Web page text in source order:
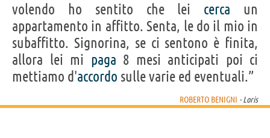
volendo ho sentito che lei cerca un
appartamento in affitto. Senta, le do il mio in
subaffitto. Signorina, se ci sentono è finita,
allora lei mi paga 8 mesi anticipati poi ci
mettiamo d'accordo sulle varie ed eventuali.”
ROBERTO BENIGNI - Loris